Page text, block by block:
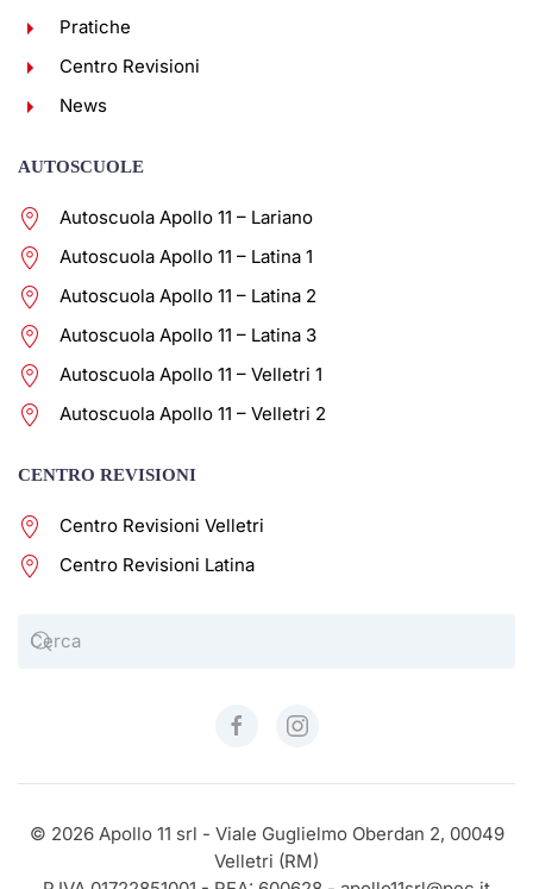
Pratiche
Centro Revisioni
News
AUTOSCUOLE
Autoscuola Apollo 11 – Lariano
Autoscuola Apollo 11 – Latina 1
Autoscuola Apollo 11 – Latina 2
Autoscuola Apollo 11 – Latina 3
Autoscuola Apollo 11 – Velletri 1
Autoscuola Apollo 11 – Velletri 2
CENTRO REVISIONI
Centro Revisioni Velletri
Centro Revisioni Latina
© 2026Apollo 11 srl - Viale Guglielmo Oberdan 2, 00049
Velletri (RM)